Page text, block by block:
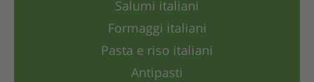
Salumi italiani
Formaggi italiani
Pasta e riso italiani
Antipasti